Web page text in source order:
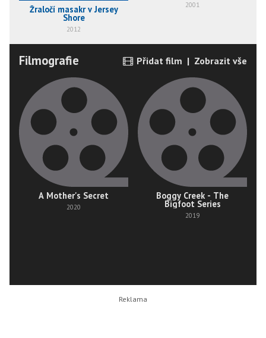
Žraločí masakr v Jersey
Shore
2012
2001
Filmografie Přidat film | Zobrazit vše
A Mother's Secret
2020
Boggy Creek - The
Bigfoot Series
2019